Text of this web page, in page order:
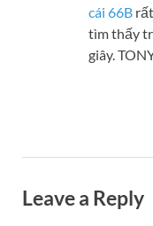
cái 66B
tìm thấy
giây.
Leave a Reply